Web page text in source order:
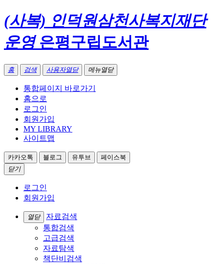
(사복) 인덕원삼천사복지재단
운영은평구립도서관
홈 검색 사용자열닫 메뉴열닫
통합페이지 바로가기
홈으로
로그인
회원가입
MY LIBRARY
사이트맵
카카오톡 블로그 유투브
페이스북
닫기
로그인
회원가입
열닫
자료검색
통합검색
고급검색
자료탐색
책단비검색